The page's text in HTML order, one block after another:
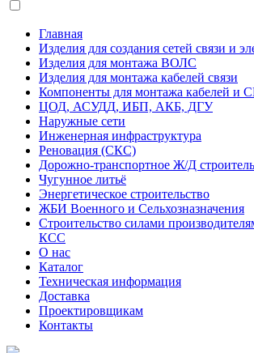
Главная
Изделия для создания сетей связи и
Изделия для монтажа ВОЛС
Изделия для монтажа кабелей связи
Компоненты для монтажа кабелей и
ЦОД, АСУДД, ИБП, АКБ, ДГУ
Наружные сети
Инженерная инфраструктура
Реновация (СКС)
Дорожно-транспортное Ж/Д
Чугунное литьё
Энергетическое строительство
ЖБИ Военного и Сельхозназначения
Строительство силами
КСС
О нас
Каталог
Техническая информация
Доставка
Проектировщикам
Контакты